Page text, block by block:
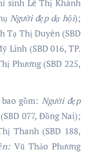
sinh Lê Thị Khánh
Người đẹp dạ hội);
Tạ Thị Duyên (SBD
Linh (SBD 016, TP.
Phương (SBD 225,
bao gồm:Người đẹp
077, Đồng Nai);
Thanh (SBD 188,
Vũ Thảo Phương